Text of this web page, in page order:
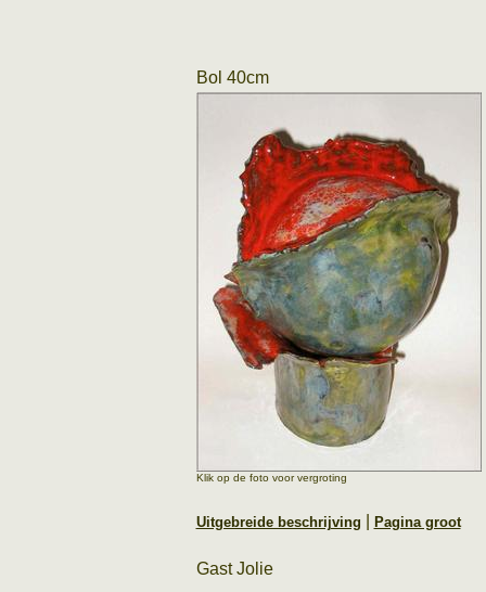
Bol 40cm
Klik op de foto voor vergroting
Uitgebreide beschrijving Pagina groot
Gast Jolie